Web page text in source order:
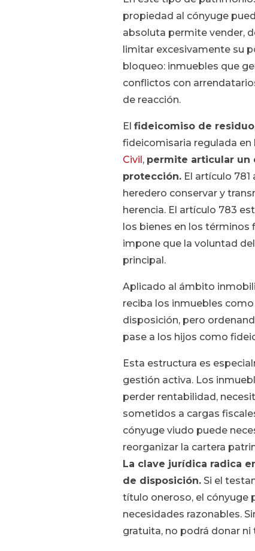
propiedad al cónyuge
absoluta permite vender,
limitar excesivamente su
bloqueo: inmuebles que
conflictos con
de reacción.
Elfideicomiso de residuo
fideicomisaria regulada en
Civil , permite articular
protección. El artículo
heredero conservar y
herencia. El artículo 783
los bienes en los términos
impone que la voluntad
principal.
Aplicado al ámbito
reciba los inmuebles
disposición, pero
pase a los hijos como
Esta estructura es
gestión activa. Los
perder rentabilidad,
sometidos a cargas
cónyuge viudo puede
reorganizar la cartera
La clave jurídica radica
de disposición. Si el
título oneroso, el cónyuge
necesidades razonables.
gratuita, no podrá donar